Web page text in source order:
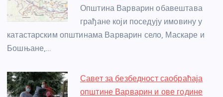
Општина Варварин обавештава
грађане који поседују имовину у
катастарским општинама Варварин село, Маскаре и
Бошњане,…
Савет за безбедност саобраћаја
општине Варварин и ове године